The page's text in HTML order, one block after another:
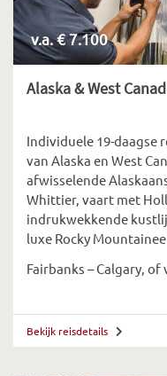
v.a. € 7.100
Alaska & West
Individuele 19-daagse
van Alaska en West
afwisselende
Whittier, vaart met
indrukwekkende
luxe Rocky
Fairbanks – Calgary, of
Bekijk reisdetails